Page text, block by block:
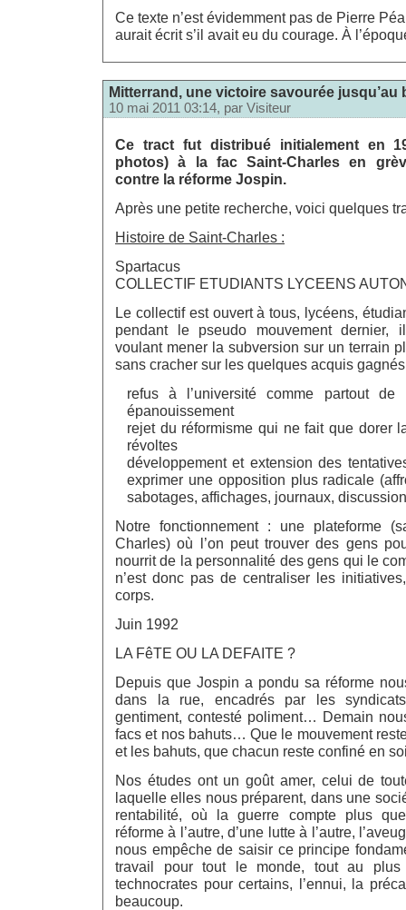
Ce texte n’est évidemment pas de Pierre
aurait écrit s’il avait eu du courage. À
Mitterrand, une victoire savourée jusqu’au
10 mai 2011 03:14, par Visiteur
Ce tract fut distribué initialement en
photos) à la fac Saint-Charles en
contre la réforme Jospin.
Après une petite recherche, voici quelques
Histoire de Saint-Charles :
Spartacus
COLLECTIF ETUDIANTS LYCEENS
Le collectif est ouvert à tous, lycéens,
pendant le pseudo mouvement dernier,
voulant mener la subversion sur un terrain
sans cracher sur les quelques acquis
refus à l’université comme partout de
épanouissement
rejet du réformisme qui ne fait que dorer
révoltes
développement et extension des
exprimer une opposition plus radicale
sabotages, affichages, journaux,
Notre fonctionnement : une plateforme
Charles) où l’on peut trouver des gens
nourrit de la personnalité des gens qui le
n’est donc pas de centraliser les
corps.
Juin 1992
LA FêTE OU LA DEFAITE ?
Depuis que Jospin a pondu sa réforme
dans la rue, encadrés par les
gentiment, contesté poliment… Demain
facs et nos bahuts… Que le mouvement
et les bahuts, que chacun reste confiné en
Nos études ont un goût amer, celui de
laquelle elles nous préparent, dans une
rentabilité, où la guerre compte plus
réforme à l’autre, d’une lutte à l’autre,
nous empêche de saisir ce principe
travail pour tout le monde, tout au plus
technocrates pour certains, l’ennui, la
beaucoup.